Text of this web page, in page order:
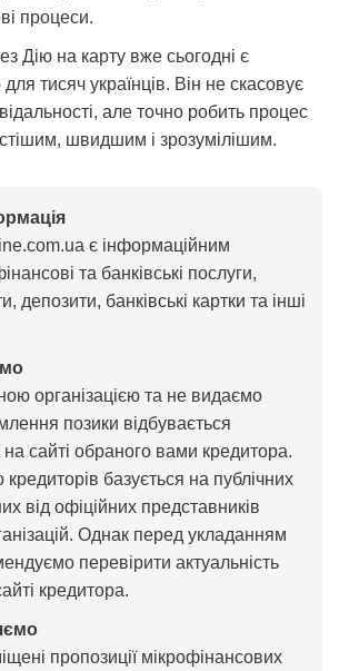
процеси.
Дію на карту вже сьогодні є
тисяч українців. Він не скасовує
але точно робить процес
швидшим і зрозумілішим.
є інформаційним
та банківські послуги,
депозити, банківські картки та інші
організацією та не видаємо
позики відбувається
сайті обраного вами кредитора.
кредиторів базується на публічних
від офіційних представників
Однак перед укладанням
перевірити актуальність
кредитора.
пропозиції мікрофінансових